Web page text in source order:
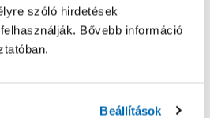
szóló hirdetések
Bővebb információ
Beállítások